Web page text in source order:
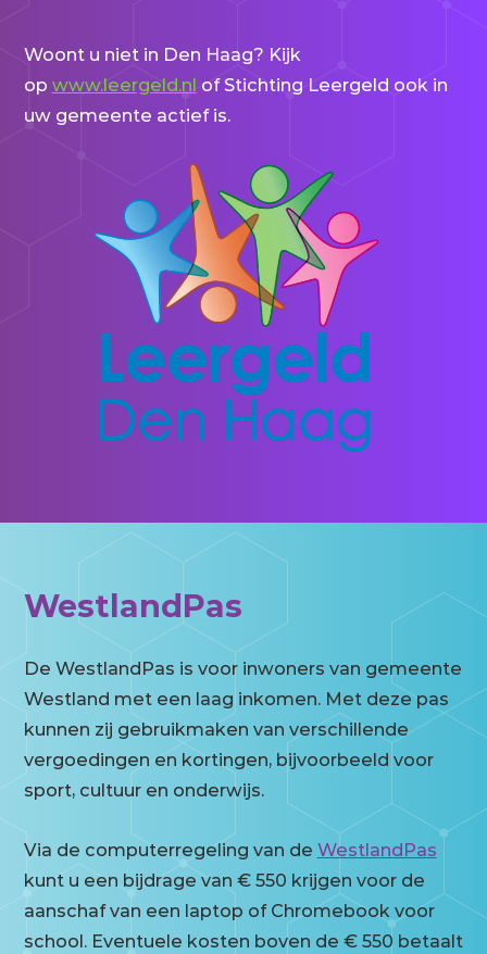
Woont u niet in Den Haag? Kijk
op www.leergeld.nl of Stichting Leergeld ook in
uw gemeente actief is.
WestlandPas
De WestlandPas is voor inwoners van gemeente
Westland met een laag inkomen. Met deze pas
kunnen zij gebruikmaken van verschillende
vergoedingen en kortingen, bijvoorbeeld voor
sport, cultuur en onderwijs.
Via de computerregeling van de WestlandPas
kunt u een bijdrage van € 550 krijgen voor de
aanschaf van een laptop of Chromebook voor
school. Eventuele kosten boven de € 550 betaalt